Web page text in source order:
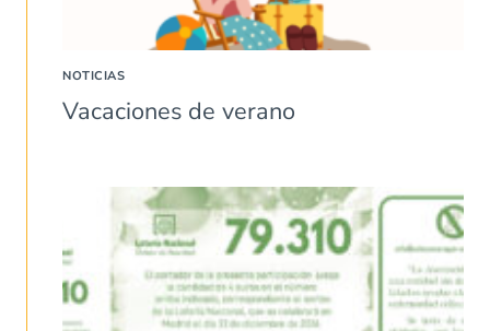
NOTICIAS
Vacaciones de verano